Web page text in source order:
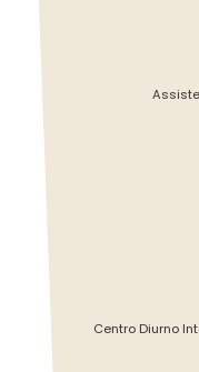
Centro Diurno